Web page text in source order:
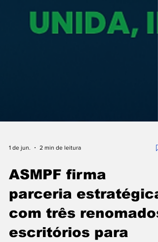
1 de jun. 2 min de leitura
ASMPF firma
parceria estratégica